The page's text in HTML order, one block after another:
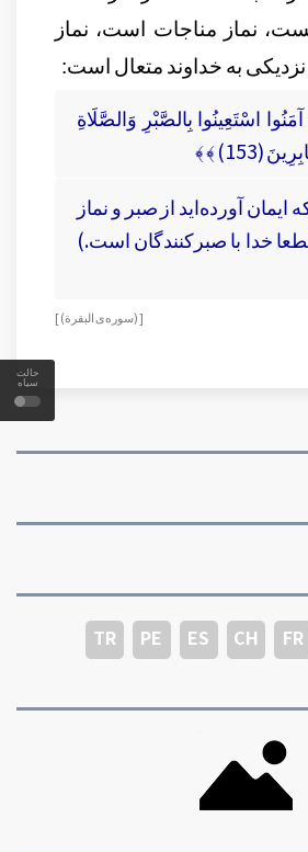
حالت
سیاه
نماز مناجات است، نماز
به خداوند متعال است:
آمَنُوا اسْتَعِينُوا بِالصَّبْرِ وَالصَّلَاةِ
﴾ ﴾
آورده‌اید از صبر و نماز
خدا با صبرکنندگان است.)
[ (سوره‌ی البقرة) ]
FR
CH
ES
PE
TR